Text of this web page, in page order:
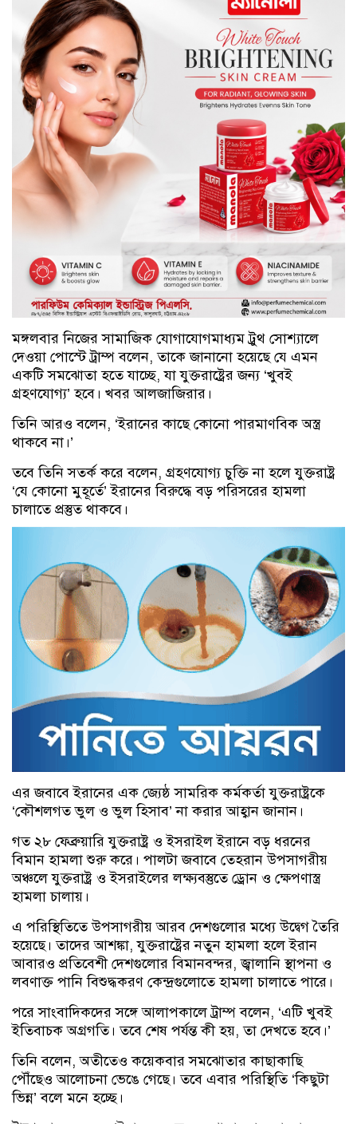
মঙ্গলবার নিজের সামাজিক যোগাযোগমাধ্যম ট্রুথ সোশ্যালে
দেওয়া পোস্টে ট্রাম্প বলেন, তাকে জানানো হয়েছে যে এমন
একটি সমঝোতা হতে যাচ্ছে, যা যুক্তরাষ্ট্রের জন্য ‘খুবই
গ্রহণযোগ্য’ হবে। খবর আলজাজিরার।
তিনি আরও বলেন, ‘ইরানের কাছে কোনো পারমাণবিক অস্ত্র
থাকবে না।’
তবে তিনি সতর্ক করে বলেন, গ্রহণযোগ্য চুক্তি না হলে যুক্তরাষ্ট্র
‘যে কোনো মুহূর্তে’ ইরানের বিরুদ্ধে বড় পরিসরের হামলা
চালাতে প্রস্তুত থাকবে।
এর জবাবে ইরানের এক জ্যেষ্ঠ সামরিক কর্মকর্তা যুক্তরাষ্ট্রকে
‘কৌশলগত ভুল ও ভুল হিসাব’ না করার আহ্বান জানান।
গত ২৮ ফেব্রুয়ারি যুক্তরাষ্ট্র ও ইসরাইল ইরানে বড় ধরনের
বিমান হামলা শুরু করে। পালটা জবাবে তেহরান উপসাগরীয়
অঞ্চলে যুক্তরাষ্ট্র ও ইসরাইলের লক্ষ্যবস্তুতে ড্রোন ও ক্ষেপণাস্ত্র
হামলা চালায়।
এ পরিস্থিতিতে উপসাগরীয় আরব দেশগুলোর মধ্যে উদ্বেগ তৈরি
হয়েছে। তাদের আশঙ্কা, যুক্তরাষ্ট্রের নতুন হামলা হলে ইরান
আবারও প্রতিবেশী দেশগুলোর বিমানবন্দর, জ্বালানি স্থাপনা ও
লবণাক্ত পানি বিশুদ্ধকরণ কেন্দ্রগুলোতে হামলা চালাতে পারে।
পরে সাংবাদিকদের সঙ্গে আলাপকালে ট্রাম্প বলেন, ‘এটি খুবই
ইতিবাচক অগ্রগতি। তবে শেষ পর্যন্ত কী হয়, তা দেখতে হবে।’
তিনি বলেন, অতীতেও কয়েকবার সমঝোতার কাছাকাছি
পৌঁছেও আলোচনা ভেঙে গেছে। তবে এবার পরিস্থিতি ‘কিছুটা
ভিন্ন’ বলে মনে হচ্ছে।